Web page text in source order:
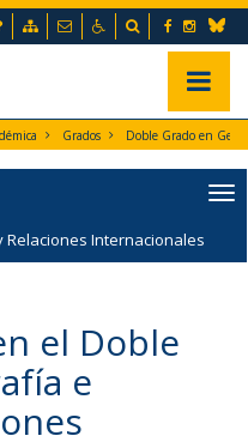
(alt + s)
Facebook
Preguntas frecuentes
Mapa webContactoAccesibilidad
Buscador
Grados
Internacionales
el Doble
e